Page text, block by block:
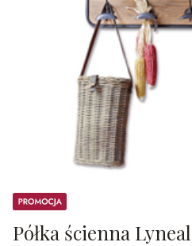
Promocja
Półka ścienna Lyneal